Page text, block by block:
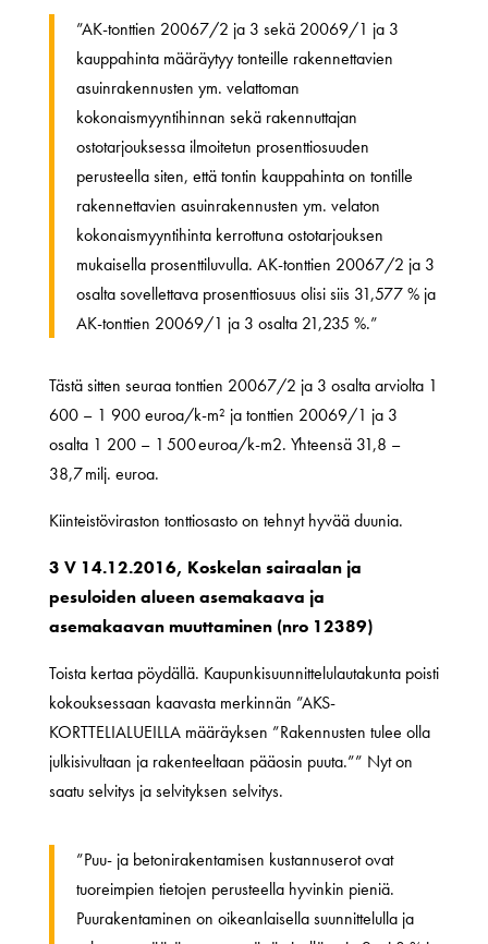
”AK-tonttien 20067/2 ja 3 sekä 20069/1 ja 3
kauppahinta määräytyy tonteille rakennettavien
asuinrakennusten ym. velattoman
kokonaismyyntihinnan sekä rakennuttajan
ostotarjouksessa ilmoitetun prosenttiosuuden
perusteella siten, että tontin kauppahinta on tontille
rakennettavien asuinrakennusten ym. velaton
kokonaismyyntihinta kerrottuna ostotarjouksen
mukaisella prosenttiluvulla. AK-tonttien 20067/2 ja 3
osalta sovellettava prosenttiosuus olisi siis 31,577 % ja
AK-tonttien 20069/1 ja 3 osalta 21,235 %.”
Tästä sitten seuraa tonttien 20067/2 ja 3 osalta arviolta 1
600 – 1 900 euroa/k-m² ja tonttien 20069/1 ja 3
osalta 1 200 – 1 500 euroa/k-m2. Yhteensä 31,8 –
38,7 milj. euroa.
Kiinteistöviraston tonttiosasto on tehnyt hyvää duunia.
3 V 14.12.2016, Koskelan sairaalan ja
pesuloiden alueen asemakaava ja
asemakaavan muuttaminen (nro 12389)
Toista kertaa pöydällä. Kaupunkisuunnittelulautakunta poisti
kokouksessaan kaavasta merkinnän ”AKS-
KORTTELIALUEILLA määräyksen ”Rakennusten tulee olla
julkisivultaan ja rakenteeltaan pääosin puuta.”” Nyt on
saatu selvitys ja selvityksen selvitys.
”Puu- ja betonirakentamisen kustannuserot ovat
tuoreimpien tietojen perusteella hyvinkin pieniä.
Puurakentaminen on oikeanlaisella suunnittelulla ja